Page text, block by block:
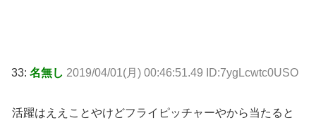
33: 名無し 2019/04/01(月) 00:46:51.49 ID:7ygLcwtc0USO
活躍はええことやけどフライピッチャーやから当たると